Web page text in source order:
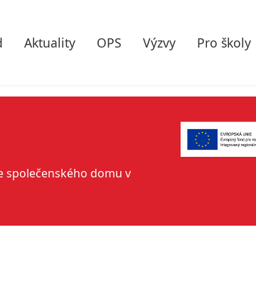
Aktuality OPS Výzvy Pro školy
domu v